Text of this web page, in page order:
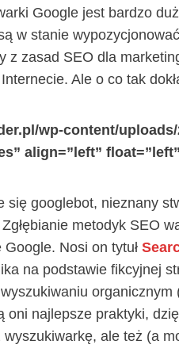
Google jest bardzo
w stanie
z zasad SEO dla
Ale o co tak
wp-content/
align=”left”
się googlebot, nieznany
metodyk SEO
Nosi on tytuł
na podstawie fikcyjnej
organicznym
oni najlepsze praktyki,
ale też (a